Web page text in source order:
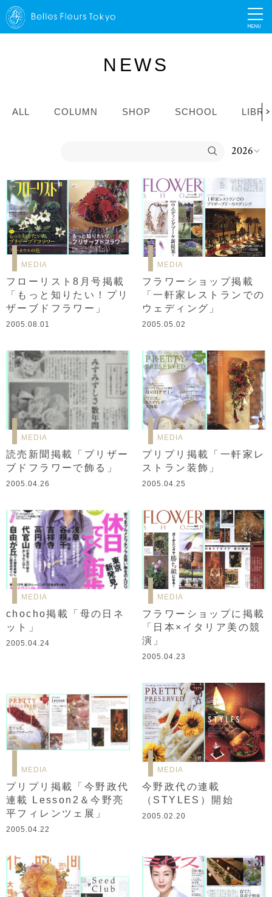
MENU
NEWS
ALL COLUMN SHOP SCHOOL
MEDIA
フローリスト8月号掲載
「もっと知りたい！プリ
ザーブドフラワー」
2005.08.01
MEDIA
フラワーショップ掲載
「一軒家レストランでの
ウェディング」
2005.05.02
MEDIA
読売新聞掲載「プリザー
ブドフラワーで飾る」
2005.04.26
MEDIA
プリプリ掲載「一軒家レ
ストラン装飾」
2005.04.25
MEDIA
chocho掲載「母の日ネ
ット」
2005.04.24
MEDIA
フラワーショップに掲載
「日本×イタリア美の競
演」
2005.04.23
MEDIA
プリプリ掲載「今野政代
連載 Lesson2＆今野亮
平フィレンツェ展」
2005.04.22
MEDIA
今野政代の連載
（STYLES）開始
2005.02.20